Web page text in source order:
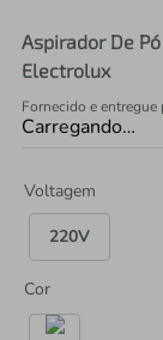
Aspirador De
Electrolux
Fornecido e entregue
Carregando…
Voltagem
220V
Cor